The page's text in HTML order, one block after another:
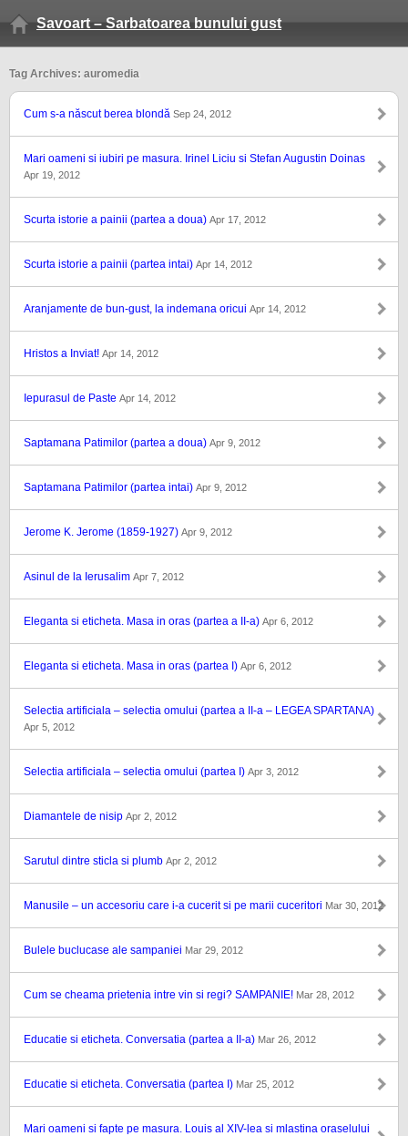
Savoart – Sarbatoarea bunului gust
Tag Archives: auromedia
Cum s-a născut berea blondă Sep 24, 2012
Mari oameni si iubiri pe masura. Irinel Liciu si Stefan Augustin Doinas
Apr 19, 2012
Scurta istorie a painii (partea a doua) Apr 17, 2012
Scurta istorie a painii (partea intai) Apr 14, 2012
Aranjamente de bun-gust, la indemana oricui Apr 14, 2012
Hristos a Inviat! Apr 14, 2012
Iepurasul de Paste Apr 14, 2012
Saptamana Patimilor (partea a doua) Apr 9, 2012
Saptamana Patimilor (partea intai) Apr 9, 2012
Jerome K. Jerome (1859-1927) Apr 9, 2012
Asinul de la Ierusalim Apr 7, 2012
Eleganta si eticheta. Masa in oras (partea a II-a) Apr 6, 2012
Eleganta si eticheta. Masa in oras (partea I) Apr 6, 2012
Selectia artificiala – selectia omului (partea a II-a – LEGEA SPARTANA)
Apr 5, 2012
Selectia artificiala – selectia omului (partea I) Apr 3, 2012
Diamantele de nisip Apr 2, 2012
Sarutul dintre sticla si plumb Apr 2, 2012
Manusile – un accesoriu care i-a cucerit si pe marii cuceritori Mar 30, 2012
Bulele buclucase ale sampaniei Mar 29, 2012
Cum se cheama prietenia intre vin si regi? SAMPANIE! Mar 28, 2012
Educatie si eticheta. Conversatia (partea a II-a) Mar 26, 2012
Educatie si eticheta. Conversatia (partea I) Mar 25, 2012
Mari oameni si fapte pe masura. Louis al XIV-lea si mlastina oraselului